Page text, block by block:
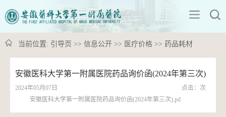
当前位置: 引导页 >> 信息公开 >> 医疗价格 >> 药品耗材
安徽医科大学第一附属医院药品询价函(2024年第三次)
2024年05月07日 点击： 次
安徽医科大学第一附属医院药品询价函(2024年第三次).pd